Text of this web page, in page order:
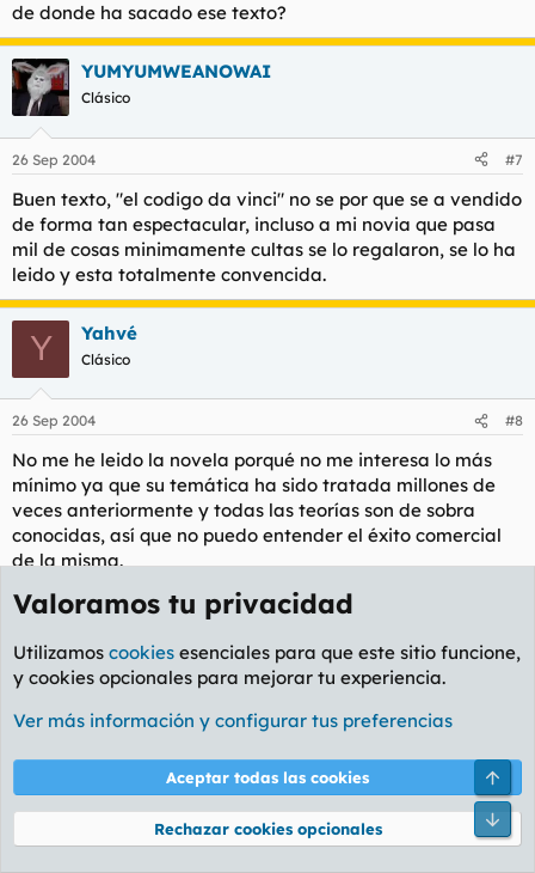
de donde ha sacado ese texto?
YUMYUMWEANOWAI
Clásico
26 Sep 2004 #7
Buen texto, "el codigo da vinci" no se por que se a vendido
de forma tan espectacular, incluso a mi novia que pasa
mil de cosas minimamente cultas se lo regalaron, se lo ha
leido y esta totalmente convencida.
Y Yahvé
Clásico
26 Sep 2004 #8
No me he leido la novela porqué no me interesa lo más
mínimo ya que su temática ha sido tratada millones de
veces anteriormente y todas las teorías son de sobra
conocidas, así que no puedo entender el éxito comercial
de la misma.
El texto,Frente Negro , se me antoja muy interesante,
proporciones en la pantalla del ordenador.Quizás otro día.
G Guest
#9
https://spanish.opusdei.org/art.php?w=16&p=6699
Valoramos tu privacidad
Utilizamos cookies esenciales para que este sitio funcione,
y cookies opcionales para mejorar tu experiencia.
Ver más información y configurar tus preferencias
Aceptar todas las cookies
Rechazar cookies opcionales
Pie